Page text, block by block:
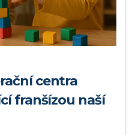
centra
franšízou naší